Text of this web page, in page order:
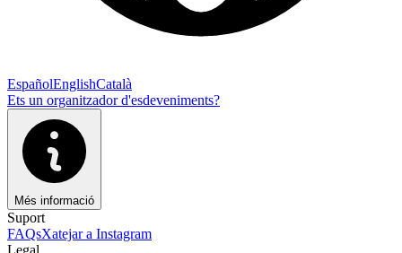
EspañolEnglishCatalà
Ets un organitzador d'esdeveniments?
Més informació
Suport
FAQsXatejar a Instagram
Legal